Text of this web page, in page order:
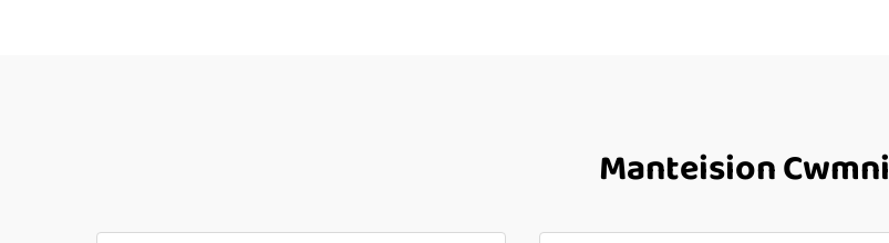
Manteision Cwmni